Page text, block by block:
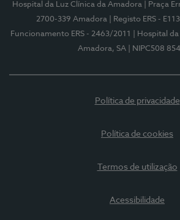
Hospital da Luz Clínica da Amadora
| Praça
2700-339 Amadora
| Registo ERS -
Funcionamento ERS - 2463/2011
| Hospital
Amadora, SA
| NIPC508
Política de privacidade
Política de cookies
Termos de utilização
Acessibilidade